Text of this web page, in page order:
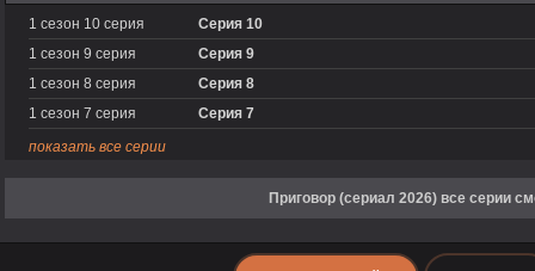
1 сезон 10 серия
Серия 10
1 сезон 9 серия
Серия 9
1 сезон 8 серия
Серия 8
1 сезон 7 серия
Серия 7
показать все серии
Приговор (сериал 2026) все серии